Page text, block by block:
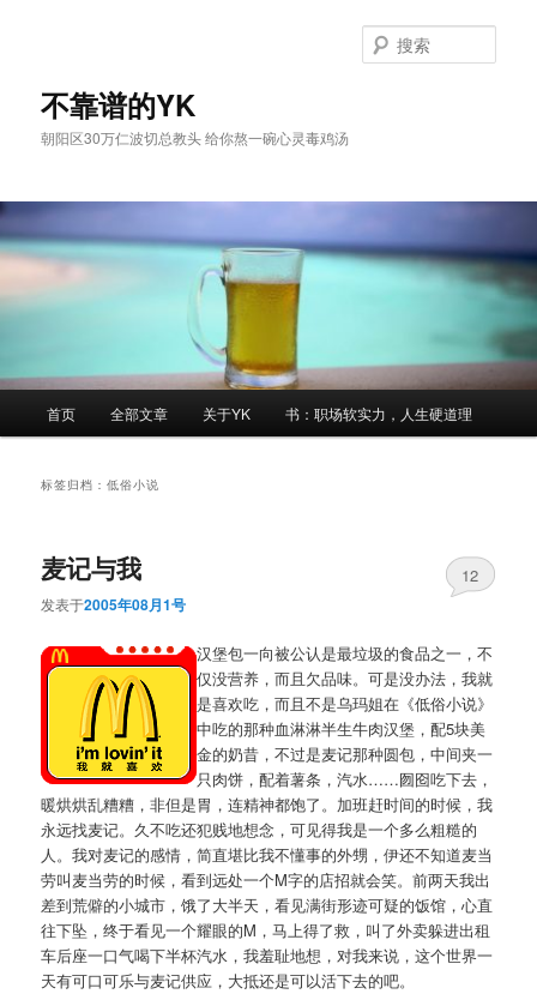
不靠谱的YK
朝阳区30万仁波切总教头 给你熬一碗心灵毒鸡汤
索
首页 全部文章 关于YK 书：职场软实力，人生硬道理
标签归档：低俗小说
麦记与我
发表于2005年08月1号
12
汉堡包一向被公认是最垃圾的食品之一，不
仅没营养，而且欠品味。可是没办法，我就
是喜欢吃，而且不是乌玛姐在《低俗小说》
中吃的那种血淋淋半生牛肉汉堡，配5块美
金的奶昔，不过是麦记那种圆包，中间夹一
只肉饼，配着薯条，汽水……囫囵吃下去，
暖烘烘乱糟糟，非但是胃，连精神都饱了。加班赶时间的时候，我
永远找麦记。久不吃还犯贱地想念，可见得我是一个多么粗糙的
人。我对麦记的感情，简直堪比我不懂事的外甥，伊还不知道麦当
劳叫麦当劳的时候，看到远处一个M字的店招就会笑。前两天我出
差到荒僻的小城市，饿了大半天，看见满街形迹可疑的饭馆，心直
往下坠，终于看见一个耀眼的M，马上得了救，叫了外卖躲进出租
车后座一口气喝下半杯汽水，我羞耻地想，对我来说，这个世界一
天有可口可乐与麦记供应，大抵还是可以活下去的吧。